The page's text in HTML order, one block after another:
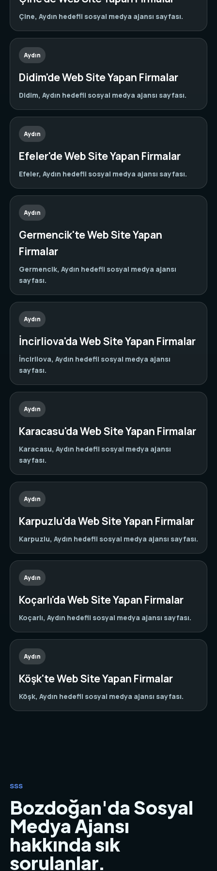
Çine, Aydın hedefli sosyal medya ajansı sayfası.
Aydın
Didim'de Web Site Yapan Firmalar
Didim, Aydın hedefli sosyal medya ajansı sayfası.
Aydın
Efeler'de Web Site Yapan Firmalar
Efeler, Aydın hedefli sosyal medya ajansı sayfası.
Aydın
Germencik'te Web Site Yapan
Firmalar
Germencik, Aydın hedefli sosyal medya ajansı
sayfası.
Aydın
İncirliova'da Web Site Yapan Firmalar
İncirliova, Aydın hedefli sosyal medya ajansı
sayfası.
Aydın
Karacasu'da Web Site Yapan Firmalar
Karacasu, Aydın hedefli sosyal medya ajansı
sayfası.
Aydın
Karpuzlu'da Web Site Yapan Firmalar
Karpuzlu, Aydın hedefli sosyal medya ajansı sayfası.
Aydın
Koçarlı'da Web Site Yapan Firmalar
Koçarlı, Aydın hedefli sosyal medya ajansı sayfası.
Aydın
Köşk'te Web Site Yapan Firmalar
Köşk, Aydın hedefli sosyal medya ajansı sayfası.
SSS
Bozdoğan'da Sosyal
Medya Ajansı
hakkında sık
sorulanlar.